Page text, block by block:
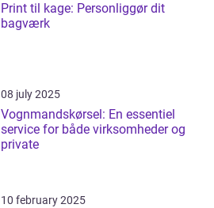
Print til kage: Personliggør dit
bagværk
08 july 2025
Vognmandskørsel: En essentiel
service for både virksomheder og
private
10 february 2025